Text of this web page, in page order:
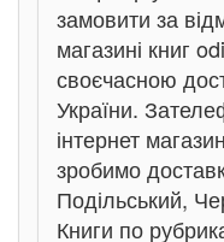
замовити за
магазині книг
своєчасною
України.
інтернет
зробимо
Подільський,
Книги по